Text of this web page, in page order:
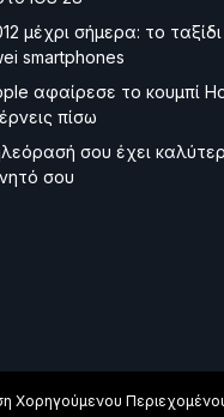
μέχρι σήμερα: το
smartphones
αφαίρεσε το κουμπί
πίσω
σου έχει
σου
Χορηγούμενου